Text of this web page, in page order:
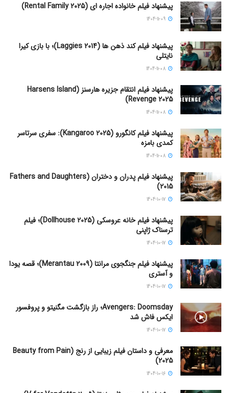
پیشنهاد فیلم خانواده اجاره‌ ای (Rental Family 2025)
پیشنهاد فیلم کند ذهن ها (Laggies 2014)؛ با بازی کیرا
نایتلی
پیشنهاد فیلم انتقام جزیره هارسنز (Harsens Island
Revenge 2025)
پیشنهاد فیلم کانگورو (Kangaroo 2025): سفری سرتاسر
کمدی بامزه
پیشنهاد فیلم پدران و دختران (Fathers and Daughters
2015)
پیشنهاد فیلم خانه عروسکی (Dollhouse 2025)؛ فیلم
ترسناک ژاپنی
پیشنهاد فیلم جنگجوی مرانتا (Merantau 2009)؛ قصه یودا
و آستری
Avengers: Doomsday؛ راز بازگشت مگنیتو و پروفسور
ایکس فاش شد
معرفی و داستان فیلم زیبایی از رنج (Beauty from Pain
2025)